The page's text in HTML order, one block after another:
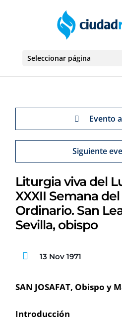
Seleccionar página
Evento
Siguiente
Liturgia viva del
XXXII Semana
Ordinario. San
Sevilla, obispo
13 Nov 1971
SAN JOSAFAT, Obispo y
Introducción